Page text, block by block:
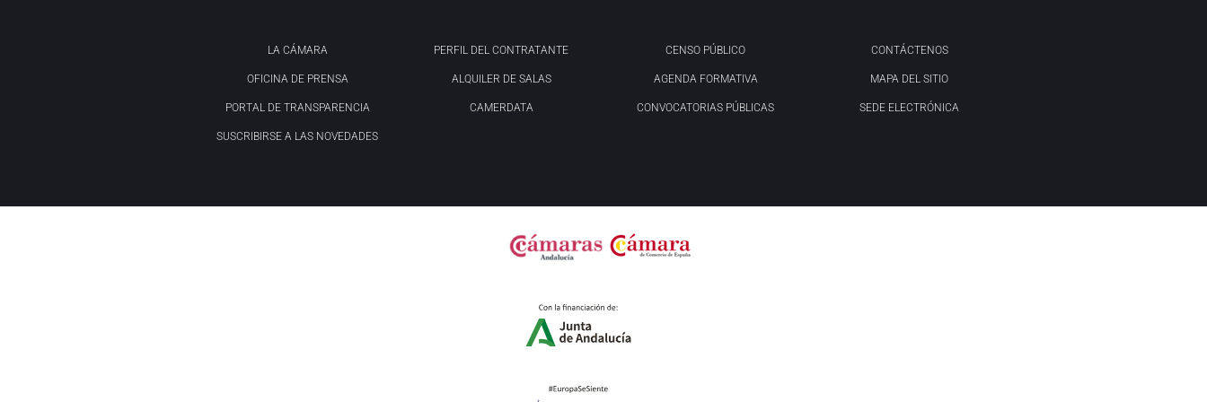
LA CÁMARA
OFICINA DE PRENSA
PORTAL DE TRANSPARENCIA
SUSCRIBIRSE A LAS NOVEDADES
PERFIL DEL CONTRATANTE
ALQUILER DE SALAS
CAMERDATA
CENSO PÚBLICO
AGENDA FORMATIVA
CONVOCATORIAS PÚBLICAS
CONTÁCTENOS
MAPA DEL SITIO
SEDE ELECTRÓNICA